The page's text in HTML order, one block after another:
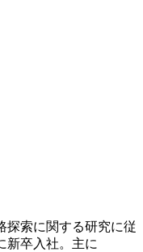
探索に関する研究に従
新卒入社。主に